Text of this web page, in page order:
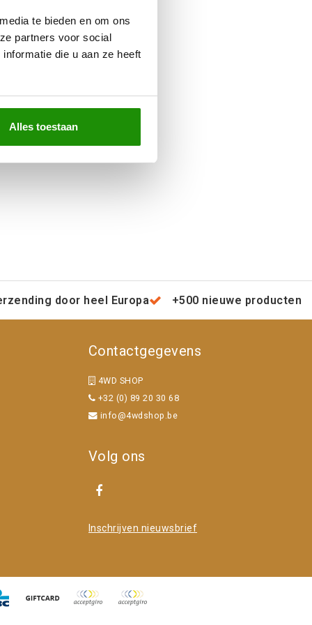
te bieden en om ons
partners voor social
die u aan ze heeft
Alles toestaan
door heel Europa +500 nieuwe producten
Contactgegevens
4WD SHOP
+32 (0) 89 20 30 68
info@4wdshop.be
Volg ons
Inschrijven nieuwsbrief